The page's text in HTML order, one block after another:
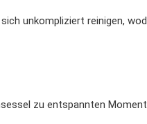
unkompliziert reinigen,
zu entspannten